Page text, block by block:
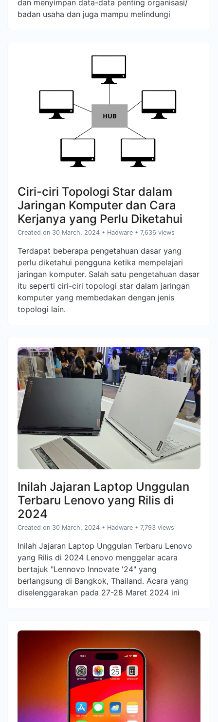
dan menyimpan data-data penting organisasi/
badan usaha dan juga mampu melindungi
Ciri-ciri Topologi Star dalam
Jaringan Komputer dan Cara
Kerjanya yang Perlu Diketahui
Created on 30 March, 2024 • Hadware • 7,636 views
Terdapat beberapa pengetahuan dasar yang
perlu diketahui pengguna ketika mempelajari
jaringan komputer. Salah satu pengetahuan dasar
itu seperti ciri-ciri topologi star dalam jaringan
komputer yang membedakan dengan jenis
topologi lain.
Inilah Jajaran Laptop Unggulan
Terbaru Lenovo yang Rilis di
2024
Created on 30 March, 2024 • Hadware • 7,793 views
Inilah Jajaran Laptop Unggulan Terbaru Lenovo
yang Rilis di 2024 Lenovo menggelar acara
bertajuk "Lennovo Innovate '24" yang
berlangsung di Bangkok, Thailand. Acara yang
diselenggarakan pada 27-28 Maret 2024 ini